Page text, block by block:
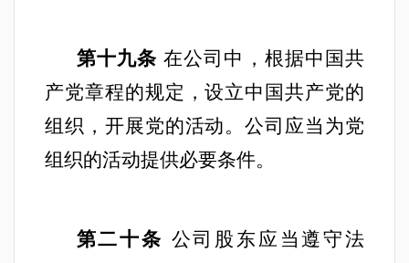
第十九条 在公司中，根据中国共
产党章程的规定，设立中国共产党的
组织，开展党的活动。公司应当为党
组织的活动提供必要条件。
第二十条 公司股东应当遵守法